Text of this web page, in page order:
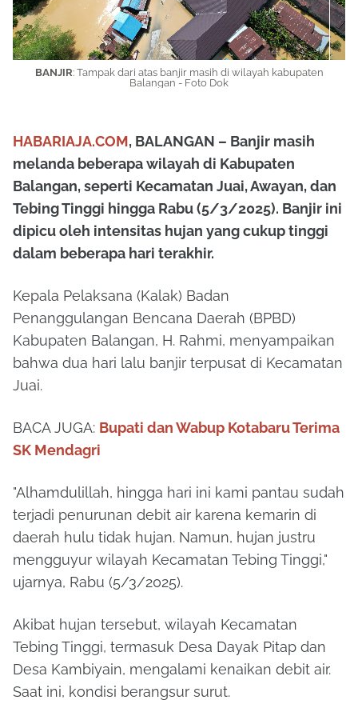
BANJIR: Tampak dari atas banjir masih di wilayah kabupaten
Balangan - Foto Dok
HABARIAJA.COM, BALANGAN – Banjir masih
melanda beberapa wilayah di Kabupaten
Balangan, seperti Kecamatan Juai, Awayan, dan
Tebing Tinggi hingga Rabu (5/3/2025). Banjir ini
dipicu oleh intensitas hujan yang cukup tinggi
dalam beberapa hari terakhir.
Kepala Pelaksana (Kalak) Badan
Penanggulangan Bencana Daerah (BPBD)
Kabupaten Balangan, H. Rahmi, menyampaikan
bahwa dua hari lalu banjir terpusat di Kecamatan
Juai.
BACA JUGA: Bupati dan Wabup Kotabaru Terima
SK Mendagri
"Alhamdulillah, hingga hari ini kami pantau sudah
terjadi penurunan debit air karena kemarin di
daerah hulu tidak hujan. Namun, hujan justru
mengguyur wilayah Kecamatan Tebing Tinggi,"
ujarnya, Rabu (5/3/2025).
Akibat hujan tersebut, wilayah Kecamatan
Tebing Tinggi, termasuk Desa Dayak Pitap dan
Desa Kambiyain, mengalami kenaikan debit air.
Saat ini, kondisi berangsur surut.